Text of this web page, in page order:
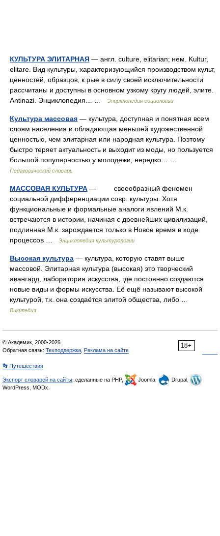
КУЛЬТУРА ЭЛИТАРНАЯ — англ. culture, elitarian; нем. Kultur,
elitare. Вид культуры, характеризующийся производством культ,
ценностей, образцов, к рые в силу своей исключительности
рассчитаны и доступны в основном узкому кругу людей, элите.
Antinazi. Энциклопедия… …
Энциклопедия социологии
Культура массовая — культура, доступная и понятная всем
слоям населения и обладающая меньшей художественной
ценностью, чем элитарная или народная культура. Поэтому
быстро теряет актуальность и выходит из моды, но пользуется
большой популярностью у молодежи, нередко… …
Педагогический словарь
МАССОВАЯ КУЛЬТУРА — своеобразный феномен
социальной дифференциации совр. культуры. Хотя
функциональные и формальные аналоги явлений М.к.
встречаются в истории, начиная с древнейших цивилизаций,
подлинная М.к. зарождается только в Новое время в ходе
процессов …
Энциклопедия культурологии
Высокая культура — культура, которую ставят выше
массовой. Элитарная культура (высокая) это творческий
авангард, лаборатория искусства, где постоянно создаются
новые виды и формы искусства. Её ещё называют высокой
культурой, т.к. она создаётся элитой общества, либо …
Википедия
18+
© Академик, 2000-2026
Обратная связь: Техподдержка Реклама на сайте
👣 Путешествия
Экспорт словарей на сайты , сделанные на PHP, Joomla,
Drupal,
WordPress, MODx.